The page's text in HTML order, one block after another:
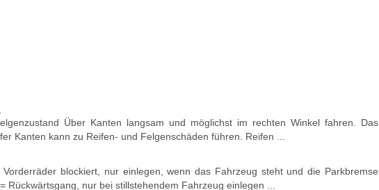
Über Kanten langsam und möglichst im rechten Winkel fahren. Das
Kanten kann zu Reifen- und Felgenschäden führen. Reifen ...
Vorderräder blockiert, nur einlegen, wenn das Fahrzeug steht und die Parkbremse
Rückwärtsgang, nur bei stillstehendem Fahrzeug einlegen ...